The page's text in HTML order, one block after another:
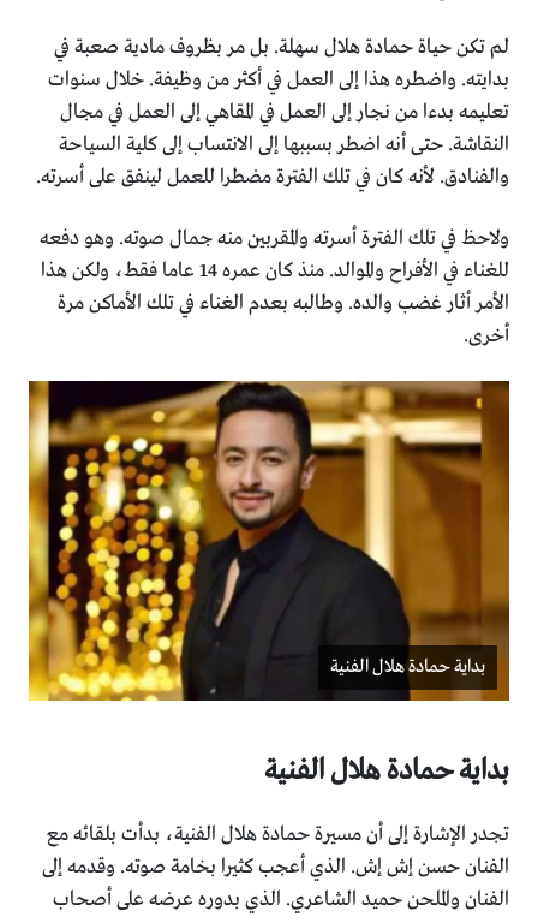
لم تكن حياة حمادة هلال سهلة. بل مر بظروف مادية صعبة في
‏بدايته. واضطره هذا إلى العمل في أكثر من وظيفة. خلال سنوات
‏تعليمه بدءا من نجار إلى العمل في المقاهي إلى العمل في مجال
‏النقاشة. حتى أنه اضطر بسببها إلى الانتساب إلى كلية السياحة
‏والفنادق. لأنه كان في تلك الفترة مضطرا للعمل لينفق على أسرته.‏
ولاحظ في تلك الفترة أسرته والمقربين منه جمال صوته. وهو دفعه
‏للغناء في الأفراح والموالد. منذ كان عمره 14 عاما فقط، ولكن هذا
‏الأمر أثار غضب والده. وطالبه بعدم الغناء في تلك الأماكن مرة
‏أخرى.‏
بداية حمادة هلال الفنية
بداية حمادة هلال الفنية
تجدر الإشارة إلى أن مسيرة حمادة هلال الفنية، بدأت بلقائه مع
الفنان حسن إش إش. ‏الذي أعجب كثيرا بخامة صوته. وقدمه إلى
الفنان والملحن حميد ‏الشاعري. الذي بدوره عرضه على أصحاب